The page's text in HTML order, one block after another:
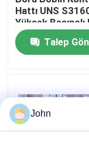
Bize Ulaşın
Vakalar
Hattı UNS
Yüksek Basınçlı
Boru
Talep
John